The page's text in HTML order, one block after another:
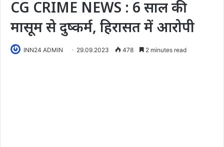
CG CRIME NEWS : 6 साल की
मासूम से दुष्कर्म, हिरासत में आरोपी
INN24 ADMIN 29.09.2023 478 2 minutes read